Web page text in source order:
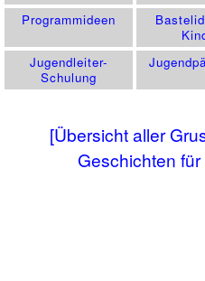
Programm­ideen
Jugendleiter-
Schulung
[Übersicht aller
Geschichten